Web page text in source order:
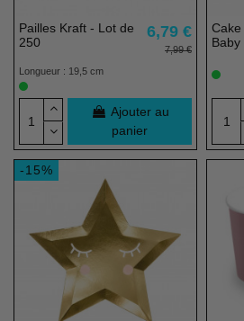
Pailles Kraft - Lot de
250
6,79 €
7,99 €
Longueur : 19,5 cm
Ajouter au
panier
Cake
Baby
-15%